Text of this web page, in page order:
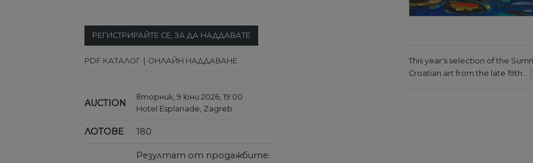
РЕГИСТРИРАЙТЕ СЕ, ЗА ДА НАДДАВАТЕ
PDF КАТАЛОГ ОНЛАЙН НАДДАВАНЕ
AUCTION
вторник, 9 юни 2026, 19:00
Hotel Esplanade, Zagreb
ЛОТОВЕ 180
Резултат от продажбите:
This year's selection of the
Croatian art from the late 19th…